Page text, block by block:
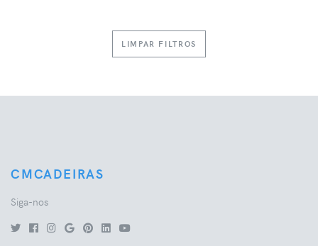
LIMPAR FILTROS
CMCADEIRAS
Siga-nos